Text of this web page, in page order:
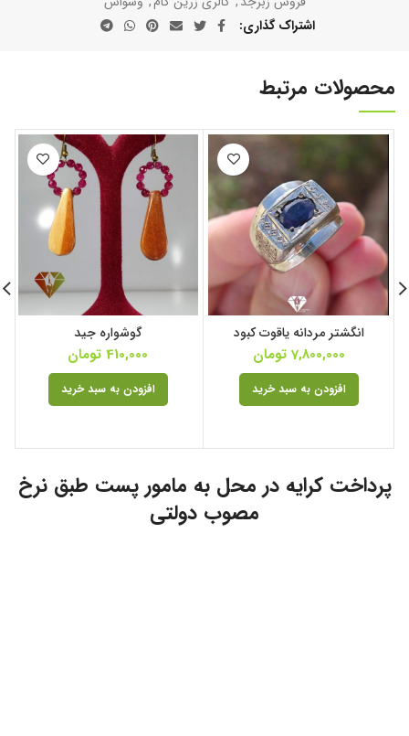
اشتراک گذاری
محصولات مرتبط
انگشتر مردانه یاقوت کبود
7,800,000 تومان
افزودن به سبد خرید
گوشواره جید
410,000 تومان
افزودن به سبد خرید
پرداخت کرایه در محل به مامور پست طبق نرخ
مصوب دولتی